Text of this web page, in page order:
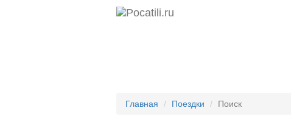
Главная Поездки Поиск